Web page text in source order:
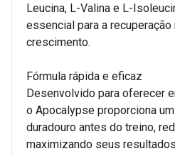
Leucina, L-Valina e L-
essencial para a recuperação
crescimento.
Fórmula rápida e eficaz
Desenvolvido para oferecer
o Apocalypse proporciona
duradouro antes do treino,
maximizando seus